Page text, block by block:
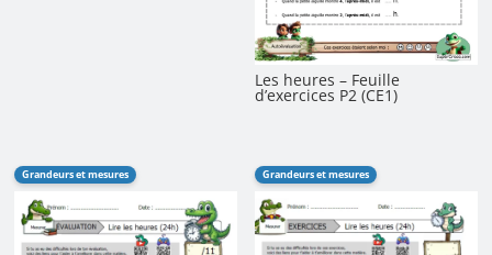
Les heures – Feuille
d’exercices P2 (CE1)
Grandeurs et mesures Grandeurs et mesures